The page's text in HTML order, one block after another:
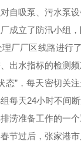
自吸泵、 污水泵
成立了防汛小组
厂厂区线路进行
出水指标的检测
态”，每天密切关
每天24小时不间
准备工作的一个
节过后，张家港